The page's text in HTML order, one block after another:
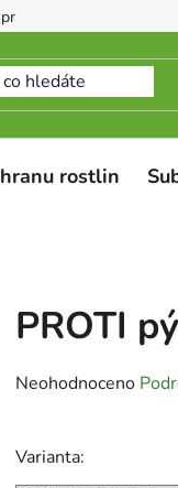
rostlin
PROTI
Průměrné
Neohodnoceno
Varianta: